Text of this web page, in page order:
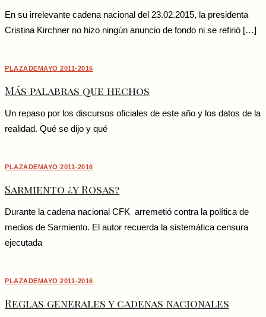
En su irrelevante cadena nacional del 23.02.2015, la presidenta
Cristina Kirchner no hizo ningún anuncio de fondo ni se refirió […]
PLAZADEMAYO 2011-2016
Más palabras que hechos
Un repaso por los discursos oficiales de este año y los datos de la
realidad. Qué se dijo y qué
PLAZADEMAYO 2011-2016
Sarmiento ¿y Rosas?
Durante la cadena nacional CFK arremetió contra la política de
medios de Sarmiento. El autor recuerda la sistemática censura
ejecutada
PLAZADEMAYO 2011-2016
Reglas generales y cadenas nacionales